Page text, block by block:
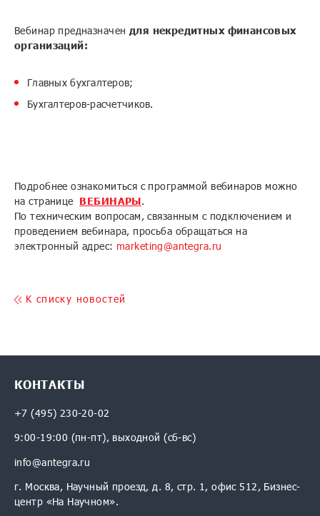
Вебинар предназначен для некредитных финансовых
организаций:
Главных бухгалтеров;
Бухгалтеров-расчетчиков.
Подробнее ознакомиться с программой вебинаров можно
на странице ВЕБИНАРЫ.
По техническим вопросам, связанным с подключением и
проведением вебинара, просьба обращаться на
электронный адрес: marketing@antegra.ru
K списку новостей
КОНТАКТЫ
+7 (495) 230-20-02
9:00-19:00 (пн-пт), выходной (сб-вс)
info@antegra.ru
г. Москва, Научный проезд, д. 8, стр. 1, офис 512, Бизнес-
центр «На Научном».